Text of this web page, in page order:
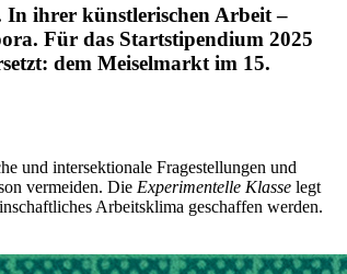
ihrer künstlerischen Arbeit –
Für das Startstipendium 2025
dem Meiselmarkt im 15.
und intersektionale Fragestellungen und
vermeiden. Die Experimentelle Klasse legt
Arbeitsklima geschaffen werden.